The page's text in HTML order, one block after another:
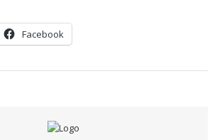
Facebook